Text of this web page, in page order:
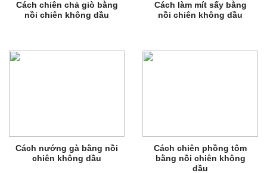
Cách chiên chả giò bằng
nồi chiên không dầu
Cách làm mít sấy bằng
nồi chiên không dầu
Cách nướng gà bằng nồi
chiên không dầu
Cách chiên phồng tôm
bằng nồi chiên không
dầu